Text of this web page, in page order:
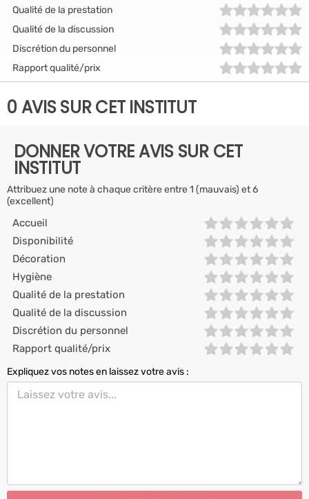
Qualité de la prestation
Qualité de la discussion
Discrétion du personnel
Rapport qualité/prix
0 AVIS SUR CET INSTITUT
DONNER VOTRE AVIS SUR CET
INSTITUT
Attribuez une note à chaque critère entre 1 (mauvais) et 6
(excellent)
Accueil
Disponibilité
Décoration
Hygiène
Qualité de la prestation
Qualité de la discussion
Discrétion du personnel
Rapport qualité/prix
Expliquez vos notes en laissez votre avis :